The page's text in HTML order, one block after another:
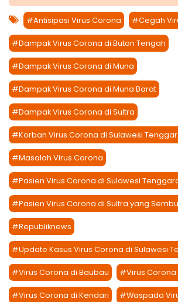
#Antisipasi Virus Corona #Cegah
#Dampak Virus Corona di Buton Tengah
#Dampak Virus Corona di Muna
#Dampak Virus Corona di Muna Barat
#Dampak Virus Corona di Sultra
#Korban Virus Corona di Sulawesi
#Masalah Virus Corona
#Pasien Virus Corona di Sulawesi
#Pasien Virus Corona di Sultra yang
#Republiknews
#Update Kasus Virus Corona di Sulawesi
#Virus Corona di Baubau #Virus Corona
#Virus Corona di Kendari #Waspada